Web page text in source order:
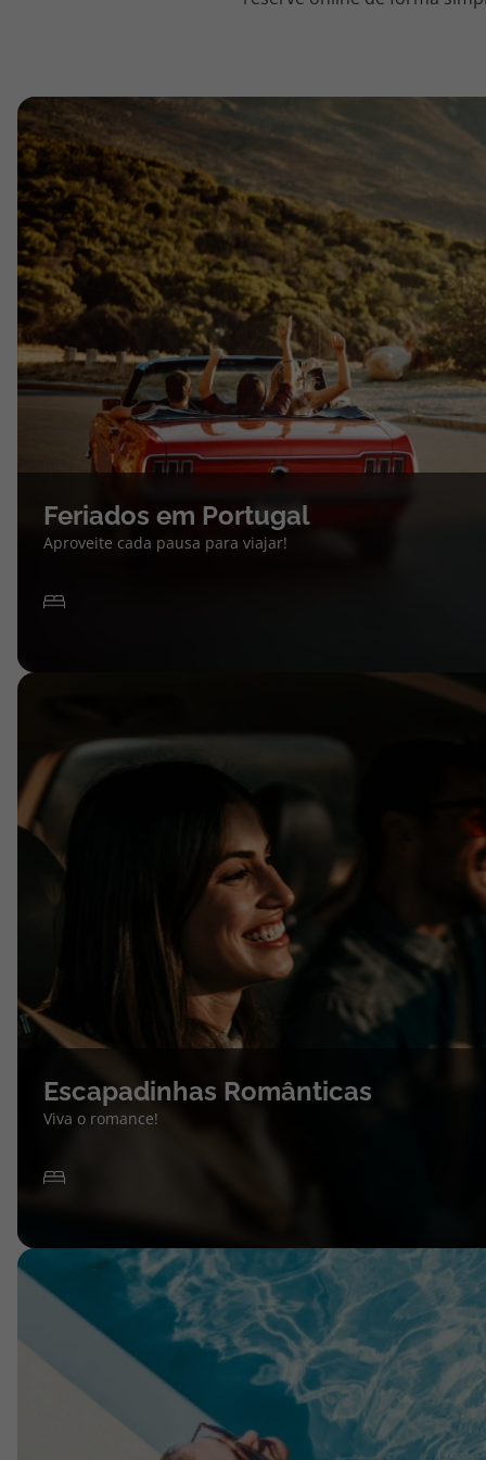
topatlantico@topatlantico.com
Feriados em Portugal
Aproveite cada pausa para viajar!
Escapadinhas Românticas
Viva o romance!